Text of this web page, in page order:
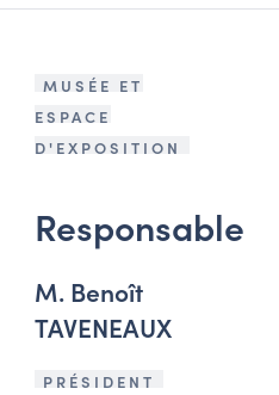
MUSÉE ET
ESPACE
D'EXPOSITION
Responsable
M. Benoît
TAVENEAUX
PRÉSIDENT